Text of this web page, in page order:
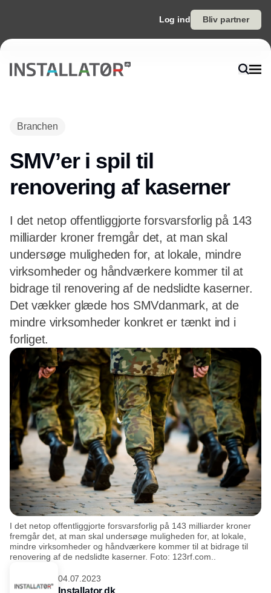
Log ind Bliv partner
Branchen
SMV’er i spil til
renovering af kaserner
I det netop offentliggjorte forsvarsforlig på 143
milliarder kroner fremgår det, at man skal
undersøge muligheden for, at lokale, mindre
virksomheder og håndværkere kommer til at
bidrage til renovering af de nedslidte kaserner.
Det vækker glæde hos SMVdanmark, at de
mindre virksomheder konkret er tænkt ind i
forliget.
I det netop offentliggjorte forsvarsforlig på 143 milliarder kroner
fremgår det, at man skal undersøge muligheden for, at lokale,
mindre virksomheder og håndværkere kommer til at bidrage til
renovering af de nedslidte kaserner. Foto: 123rf.com..
04.07.2023
Installator.dk